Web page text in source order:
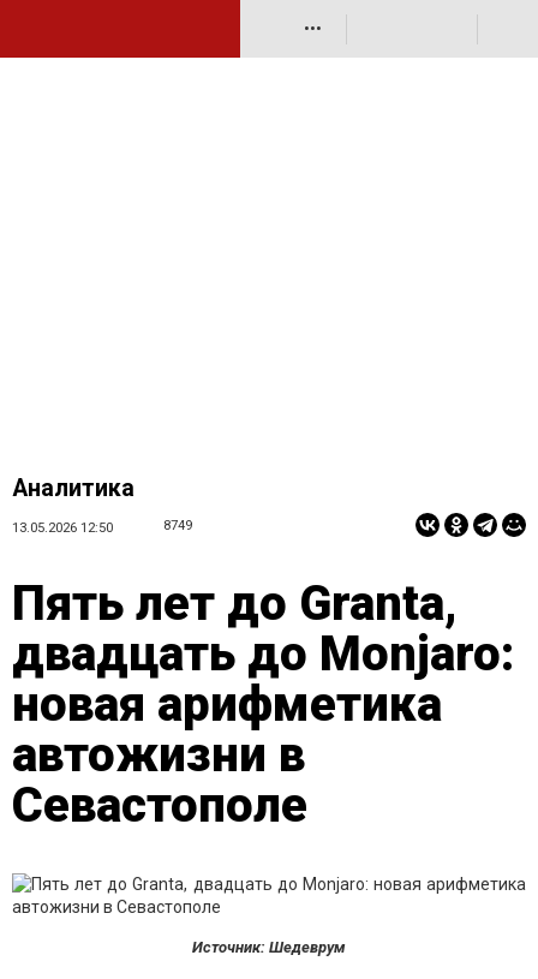
•••
Аналитика
13.05.2026 12:50 8749
Пять лет до Granta,
двадцать до Monjaro:
новая арифметика
автожизни в
Севастополе
Источник: Шедеврум